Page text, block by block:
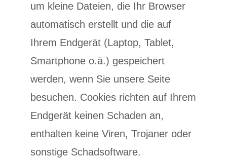
um kleine Dateien, die Ihr Browser
automatisch erstellt und die auf
Ihrem Endgerät (Laptop, Tablet,
Smartphone o.ä.) gespeichert
werden, wenn Sie unsere Seite
besuchen. Cookies richten auf Ihrem
Endgerät keinen Schaden an,
enthalten keine Viren, Trojaner oder
sonstige Schadsoftware.